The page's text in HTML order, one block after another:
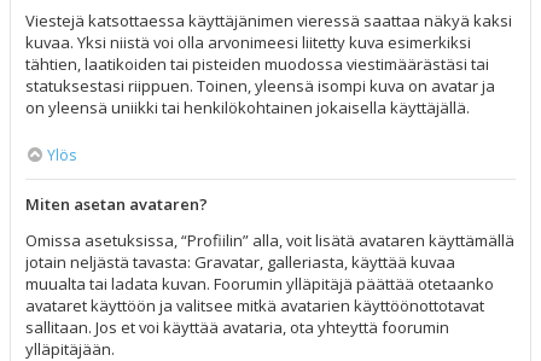
Viestejä katsottaessa käyttäjänimen vieressä saattaa näkyä kaksi
kuvaa. Yksi niistä voi olla arvonimeesi liitetty kuva esimerkiksi
tähtien, laatikoiden tai pisteiden muodossa viestimäärästäsi tai
statuksestasi riippuen. Toinen, yleensä isompi kuva on avatar ja
on yleensä uniikki tai henkilökohtainen jokaisella käyttäjällä.
Ylös
Miten asetan avataren?
Omissa asetuksissa, “Profiilin” alla, voit lisätä avataren käyttämällä
jotain neljästä tavasta: Gravatar, galleriasta, käyttää kuvaa
muualta tai ladata kuvan. Foorumin ylläpitäjä päättää otetaanko
avataret käyttöön ja valitsee mitkä avatarien käyttöönottotavat
sallitaan. Jos et voi käyttää avataria, ota yhteyttä foorumin
ylläpitäjään.